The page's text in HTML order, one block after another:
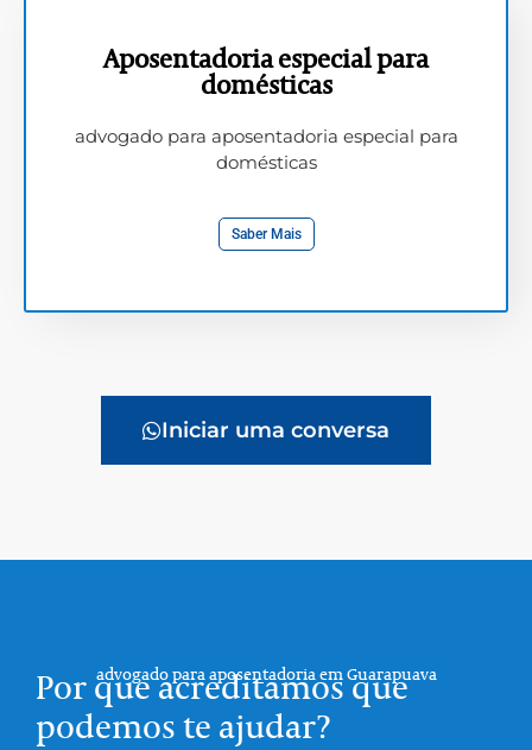
Aposentadoria especial para
domésticas
advogado para aposentadoria especial para
domésticas
Saber Mais
Iniciar uma conversa
advogado para aposentadoria em Guarapuava
Por que acreditamos que
podemos te ajudar?